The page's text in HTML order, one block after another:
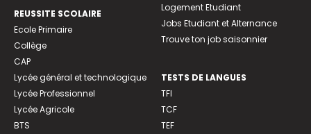
REUSSITE SCOLAIRE
Ecole Primaire
Collège
CAP
Lycée général et technologique
Lycée Professionnel
Lycée Agricole
BTS
Logement Etudiant
Jobs Etudiant et Alternance
Trouve ton job saisonnier
TESTS DE LANGUES
TFI
TCF
TEF